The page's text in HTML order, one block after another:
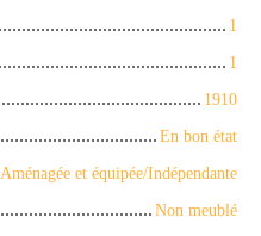
1
1
1910
En bon état
Aménagée et équipée/Indépendante
Non meublé